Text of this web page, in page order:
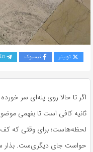
توییتر فیسبوک
اگر تا حالا روی پله‌ای سر
ثانیه کافی است تا بفهمی
لحظه‌هاست؛ برای وقتی که
حواست جای دیگری‌ست. بذار